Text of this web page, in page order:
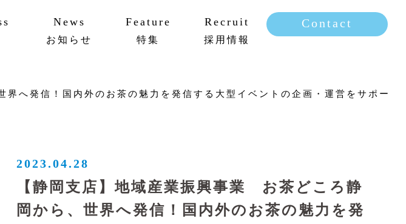
News
お知らせ
Feature
特集
Recruit
採用情報
Contact
へ発信！国内外のお茶の魅力を発信する大型イベントの企画・運営をサポー
2023.04.28
【静岡支店】地域産業振興事業 お茶どころ静
岡から、世界へ発信！国内外のお茶の魅力を発